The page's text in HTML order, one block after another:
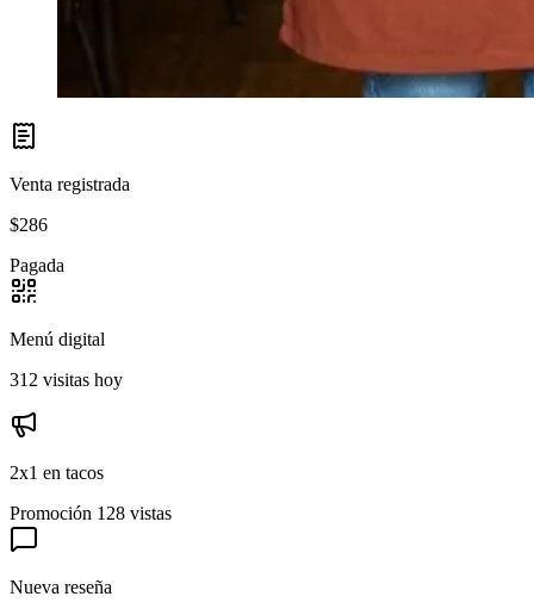
Venta registrada
$286
Pagada
Menú digital
312 visitas hoy
2x1 en tacos
Promoción 128 vistas
Nueva reseña